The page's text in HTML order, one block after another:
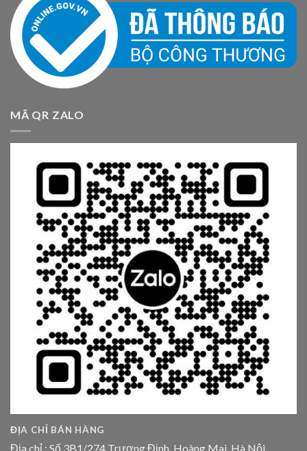
MÃ QR ZALO
ĐỊA CHỈ BÁN HÀNG
Địa chỉ : Số 3B1/274 Trương Định, Hoàng Mai, Hà Nội